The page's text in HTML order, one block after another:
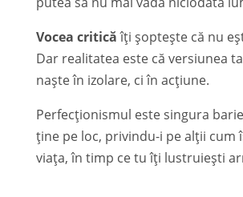
Vocea criticăîți șoptește că nu
Dar realitatea este că versiunea
naște în izolare, ci în acțiune.
Perfecționismul este singura
ține pe loc, privindu-i pe alții cum
viața, în timp ce tu îți lustruiești